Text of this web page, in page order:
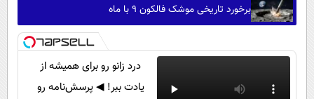
برخورد تاریخی موشک فالکون ۹ با ماه
درد زانو رو برای همیشه از
یادت ببر! ◀ پرسش‌نامه رو